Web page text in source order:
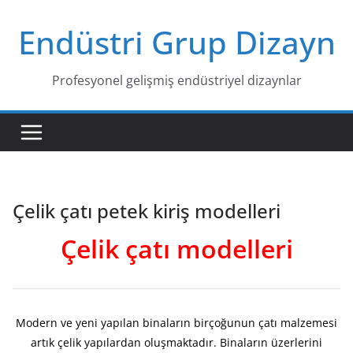
contentEndüstri Grup Dizayn
Profesyonel gelişmiş endüstriyel dizaynlar
Çelik çatı petek kiriş modelleri
Çelik çatı modelleri
Modern ve yeni yapılan binaların birçoğunun çatı malzemesi
artık çelik yapılardan oluşmaktadır. Binaların üzerlerini